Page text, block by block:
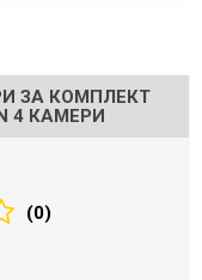
ЗА КОМПЛЕКТ
4 КАМЕРИ
(0)